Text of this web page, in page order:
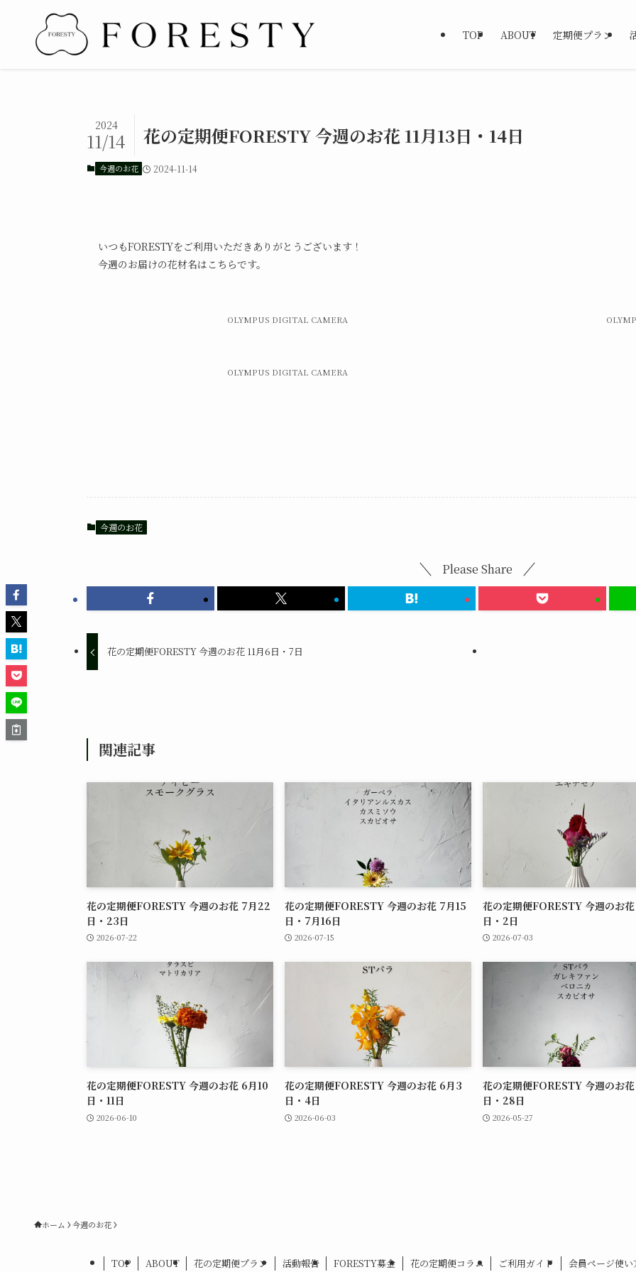
TOP ABOUT 定期便プラン
花の定期便FORESTY 今週のお花 11月13日・14日
2024
11/14
今週のお花 2024-11-14
いつもFORESTYをご利用いただきありがとうございます！
今週のお届けの花材名はこちらです。
OLYMPUS DIGITAL CAMERA
OLYMPUS DIGITAL CAMERA
今週のお花
Please Share
花の定期便FORESTY 今週のお花 11月6日・7日
関連記事
花の定期便FORESTY 今週のお花 7月22
日・23日
2026-07-22
花の定期便FORESTY 今週のお花 7月15
日・7月16日
2026-07-15
花の定期便FORESTY 今週のお花
日・2日
2026-07-03
花の定期便FORESTY 今週のお花 6月10
日・11日
2026-06-10
花の定期便FORESTY 今週のお花 6月3
日・4日
2026-06-03
花の定期便FORESTY 今週のお
日・28日
2026-05-27
ホーム 今週のお花
TOP ABOUT 花の定期便プラン 活動報告 FORESTY募金 花の定期便コラム ご利用ガイド 会員ページ使い